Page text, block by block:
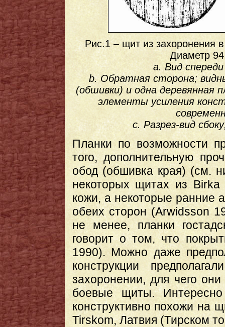
Рис.1 – щит из захоронения
Диаметр
а. Вид
b. Обратная сторона;
(обшивки) и одна деревянная
элементы усиления
с. Разрез-вид
Планки по возможности
того, дополнительную
обод (обшивка края) (см.
некоторых щитах из
кожи, а некоторые ранние
обеих сторон (Arwidsson
не менее, планки
говорит о том, что
1990). Можно даже
конструкции
захоронении, для чего
боевые щиты.
конструктивно похожи на
Tirskom, Латвия (Тирском